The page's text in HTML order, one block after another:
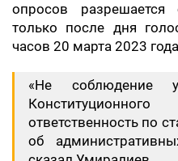
опросов
только после дня
часов 20 марта 2023
«Не соблюдение
ответственность по
об